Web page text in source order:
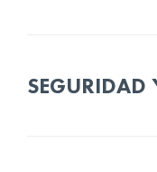
SEGURIDAD